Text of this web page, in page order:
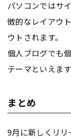
パソコンではサ
徴的なレイアウト
ウト されます。
個人ブログでも
テーマといえます
まとめ
9月に新しくリリ